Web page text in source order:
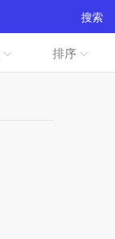
搜索
排序